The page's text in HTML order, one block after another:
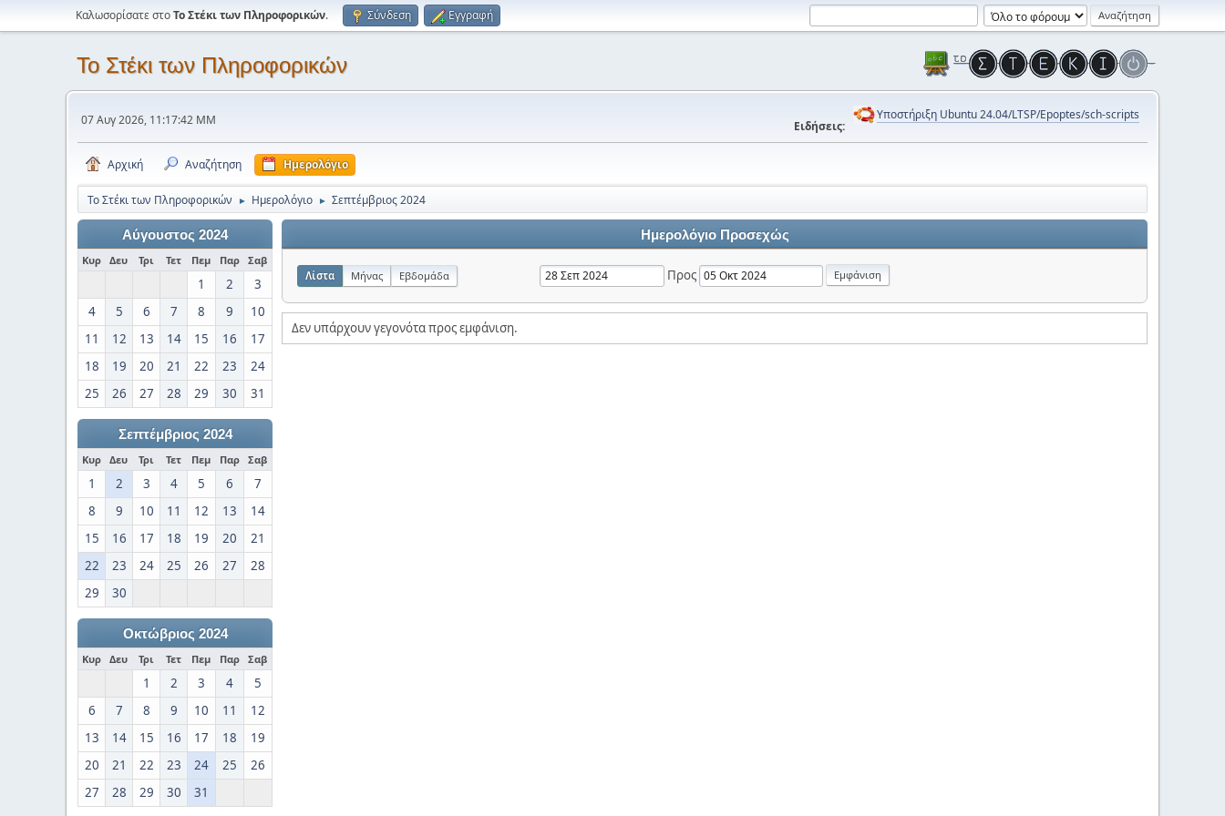
Καλωσορίσατε στοΤο Στέκι των Πληροφορικών. Σύνδεση Εγγραφή
Το Στέκι των Πληροφορικών
07 Αυγ 2026, 11:17:42 ΜΜ Ειδήσεις:
Υποστήριξη Ubuntu 24.04/LTSP/Epoptes/sch-scripts
Αρχική Αναζήτηση Ημερολόγιο
Το Στέκι των Πληροφορικών ► Ημερολόγιο ► Σεπτέμβριος 2024
Αύγουστος 2024
Κυρ Δευ Τρι Τετ Πεμ Παρ Σαβ
1 2
3
4
5 6 7 8 9
10
11
12 13 14 15 16
17
18
19 20 21 22 23
24
25
26 27 28 29 30 31
Σεπτέμβριος 2024
Κυρ Δευ Τρι Τετ Πεμ Παρ Σαβ
1 2 3 4 5 6
7
8
9 10 11 12 13
14
15
16 17 18 19 20
21
22
23 24 25 26 27
28
29
30
Οκτώβριος 2024
Κυρ Δευ Τρι Τετ Πεμ Παρ Σαβ
1 2 3 4
5
6
7 8 9 10 11
12
13
14 15 16 17 18
19
20
21 22 23 24 25
26
27
28 29 30 31
Ημερολόγιο Προσεχώς
Λίστα Μήνας Εβδομάδα Προς
Δεν υπάρχουν γεγονότα προς εμφάνιση.